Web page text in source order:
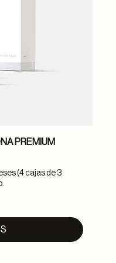
PREMIUM
(4 cajas de 3